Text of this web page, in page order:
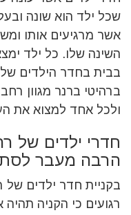
שכל ילד הוא שונה
אשר מרגיעים אותו
השינה שלו. כל ילד
בבית בחדר הילדים
ברהיטי ברנר מגוון
ולכל אחד למצוא את
חדרי ילדים של
הרבה מעבר
בקניית חדר ילדים של
רגועים כי הקניה